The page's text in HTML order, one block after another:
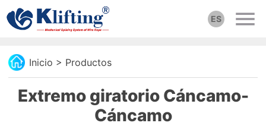
ES
Inicio > Productos
Extremo giratorio Cáncamo-
Cáncamo